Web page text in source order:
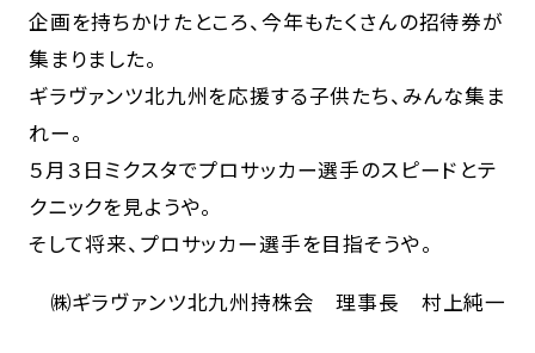
企画を持ちかけたところ、今年もたくさんの招待券が
集まりました。
ギラヴァンツ北九州を応援する子供たち、みんな集ま
れー。
５月３日ミクスタでプロサッカー選手のスピードとテ
クニックを見ようや。
そして将来、プロサッカー選手を目指そうや。
㈱ギラヴァンツ北九州持株会 理事長 村上純一